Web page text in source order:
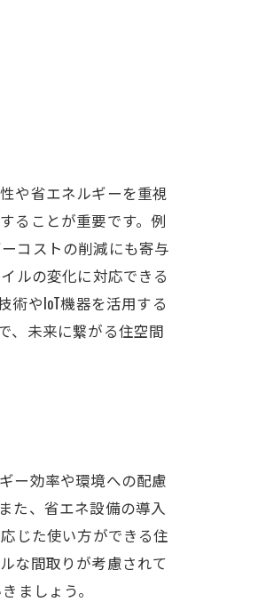
や省エネルギーを重視
ることが重要です。例
コストの削減にも寄与
ルの変化に対応できる
やIoT機器を活用する
、未来に繋がる住空間
ー効率や環境への配慮
た、省エネ設備の導入
じた使い方ができる住
な間取りが考慮されて
ましょう。